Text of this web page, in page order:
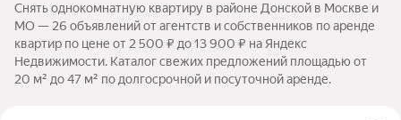
Снять однокомнатную квартиру в районе Донской в Москве и
МО — 26 объявлений от агентств и собственников по аренде
квартир по цене от 2 500 ₽ до 13 900 ₽ на Яндекс
Недвижимости. Каталог свежих предложений площадью от
20 м² до 47 м² по долгосрочной и посуточной аренде.